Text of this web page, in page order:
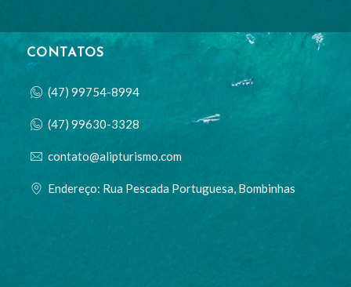
CONTATOS
(47) 99754-8994
(47) 99630-3328
contato@alipturismo.com
Endereço: Rua Pescada Portuguesa, Bombinhas